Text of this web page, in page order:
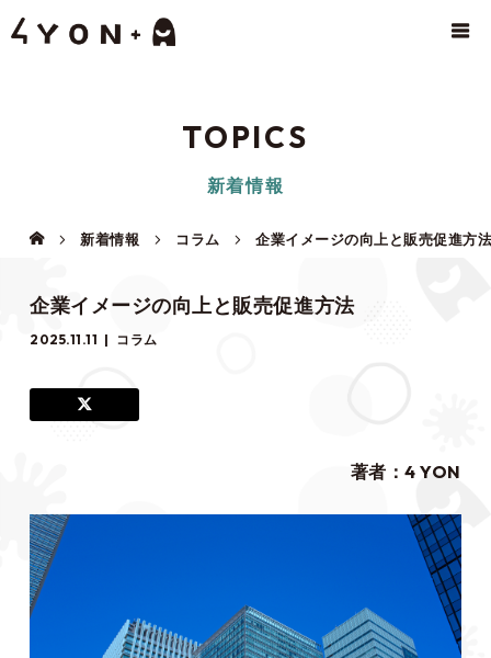
TOPICS
新着情報
新着情報 コラム 企業イメージの向上と販売促進方
企業イメージの向上と販売促進方法
2025.11.11 コラム
著者：4 YON